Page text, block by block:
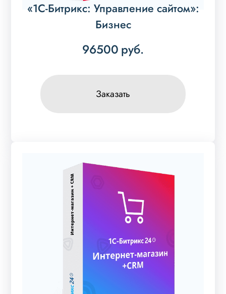
«1С-Битрикс: Управление сайтом»:
Бизнес
96500 руб.
Заказать